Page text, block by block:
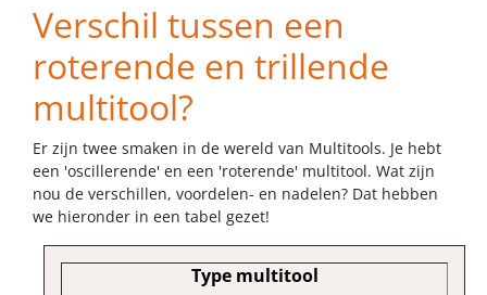
Verschil tussen een
roterende en trillende
multitool?
Er zijn twee smaken in de wereld van Multitools. Je hebt
een 'oscillerende' en een 'roterende' multitool. Wat zijn
nou de verschillen, voordelen- en nadelen? Dat hebben
we hieronder in een tabel gezet!
Type multitool